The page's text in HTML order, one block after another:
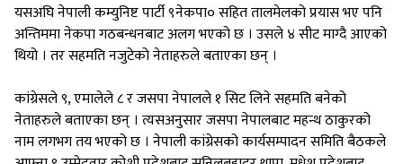
यसअघि नेपाली कम्युनिष्ट पार्टी ९नेकपा० सहित तालमेलको प्रयास भए पनि
अन्तिममा नेकपा गठबन्धनबाट अलग भएको छ । उसले ४ सीट माग्दै आएको
थियो । तर सहमति नजुटेको नेताहरुले बताएका छन् ।
कांग्रेसले ९, एमालेले ८ र जसपा नेपालले १ सिट लिने सहमति बनेको
नेताहरुले बताएका छन् । त्यसअनुसार जसपा नेपालबाट महन्थ ठाकुरको
नाम लगभग तय भएको छ । नेपाली कांग्रेसको कार्यसम्पादन समिति बैठकले